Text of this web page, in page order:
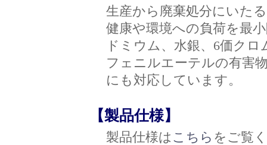
生産から廃棄処分にいた
健康や環境への負荷を最
ドミウム、水銀、6価ク
フェニルエーテルの有害
にも対応しています。
【製品仕様】
製品仕様は こちら をご覧